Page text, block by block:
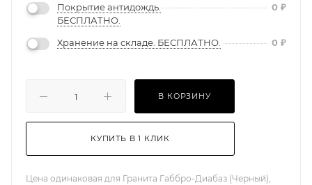
Покрытие антидождь.
БЕСПЛАТНО.
0 ₽
Хранение на складе. БЕСПЛАТНО. 0 ₽
В КОРЗИНУ
КУПИТЬ В 1 КЛИК
Цена одинаковая для Гранита Габбро-Диабаз (Черный),